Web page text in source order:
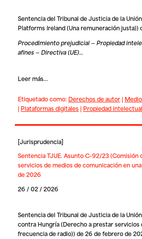
Sentencia del Tribunal de Justicia de la
Platforms Ireland (Una remuneración justa))
Procedimiento prejudicial — Propiedad
afines — Directiva (UE)…
Leer más...
Etiquetado como: Derechos de autor|
| Plataformas digitales| Propiedad intelectual
[Jurisprudencia]
Sentencia TJUE. Asunto C-92/23
servicios de medios de comunicación en
de 2026
26 / 02 / 2026
Sentencia del Tribunal de Justicia de la
contra Hungría (Derecho a prestar
frecuencia de radio)) de 26 de febrero de